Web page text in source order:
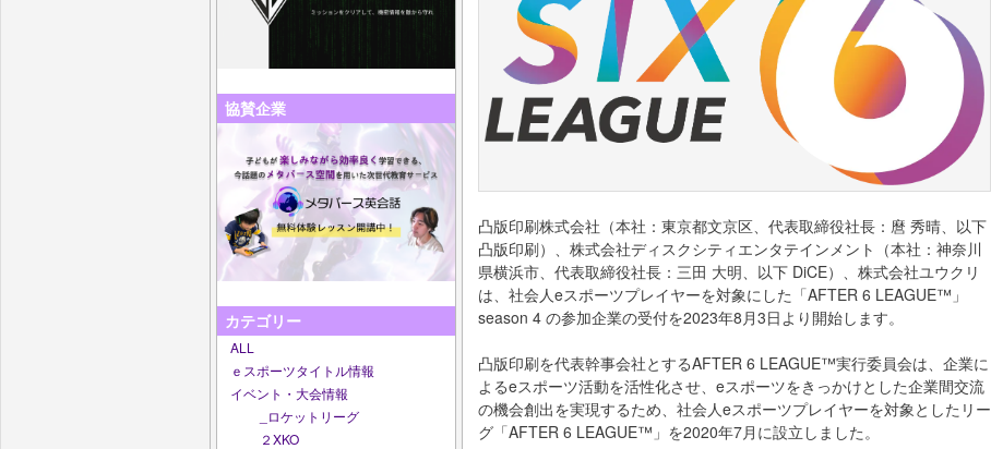
協賛企業
カテゴリー
ALL
ｅスポーツタイトル情報
イベント・大会情報
_ロケットリーグ
２XKO
凸版印刷株式会社（本社：東京都文京区、代表取締役社長：麿 秀晴、以下
凸版印刷）、株式会社ディスクシティエンタテインメント（本社：神奈川
県横浜市、代表取締役社長：三田 大明、以下 DiCE）、株式会社ユウクリ
は、社会人eスポーツプレイヤーを対象にした「AFTER 6 LEAGUE™」
season 4 の参加企業の受付を2023年8月3日より開始します。
凸版印刷を代表幹事会社とするAFTER 6 LEAGUE™実行委員会は、企業に
よるeスポーツ活動を活性化させ、eスポーツをきっかけとした企業間交流
の機会創出を実現するため、社会人eスポーツプレイヤーを対象としたリー
グ「AFTER 6 LEAGUE™」を2020年7月に設立しました。